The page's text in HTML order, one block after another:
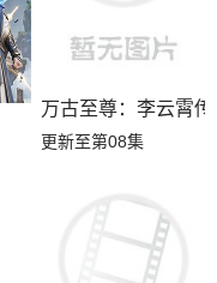
万古至尊：李云霄传
更新至第08集